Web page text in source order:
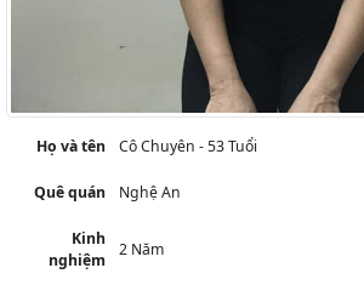
Họ và tên Cô Chuyên - 53 Tuổi
Quê quán Nghệ An
Kinh
nghiệm
2 Năm